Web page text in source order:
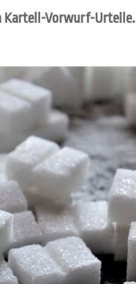
Kartell-Vorwurf-Urteile.